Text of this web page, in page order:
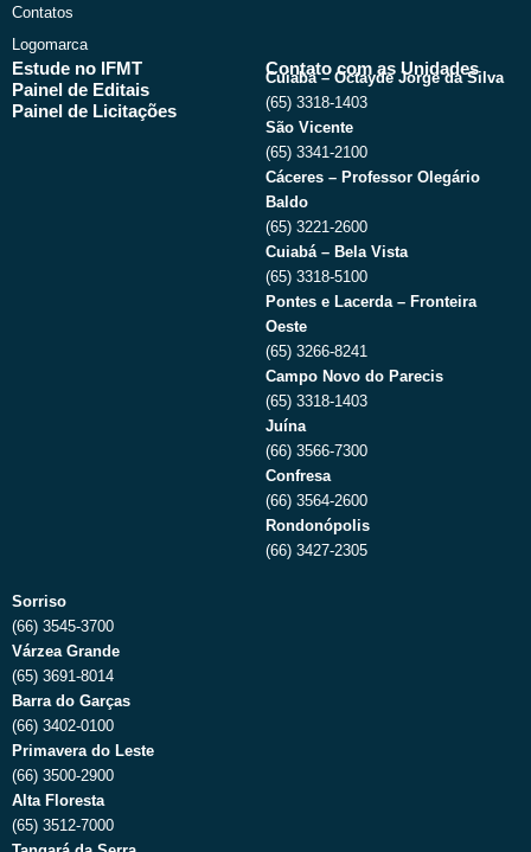
Contatos
Logomarca
Estude no IFMT
Painel de Editais
Painel de Licitações
Contato com as Unidades
Cuiabá – Octayde Jorge da Silva
(65) 3318-1403
São Vicente
(65) 3341-2100
Cáceres – Professor Olegário
Baldo
(65) 3221-2600
Cuiabá – Bela Vista
(65) 3318-5100
Pontes e Lacerda – Fronteira
Oeste
(65) 3266-8241
Campo Novo do Parecis
(65) 3318-1403
Juína
(66) 3566-7300
Confresa
(66) 3564-2600
Rondonópolis
(66) 3427-2305
Sorriso
(66) 3545-3700
Várzea Grande
(65) 3691-8014
Barra do Garças
(66) 3402-0100
Primavera do Leste
(66) 3500-2900
Alta Floresta
(65) 3512-7000